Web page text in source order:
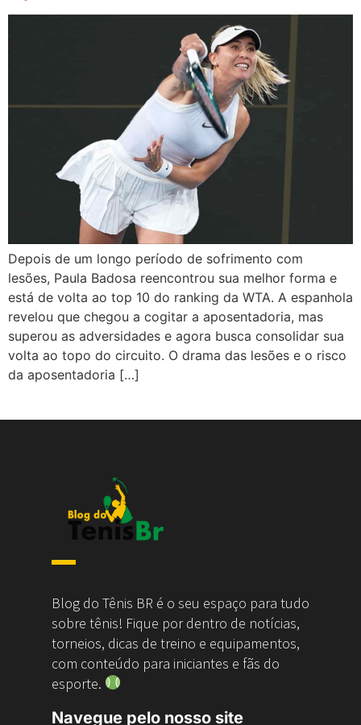
Depois de um longo período de sofrimento com
lesões, Paula Badosa reencontrou sua melhor forma e
está de volta ao top 10 do ranking da WTA. A espanhola
revelou que chegou a cogitar a aposentadoria, mas
superou as adversidades e agora busca consolidar sua
volta ao topo do circuito. O drama das lesões e o risco
da aposentadoria […]
Blog do Tênis BR é o seu espaço para tudo
sobre tênis! Fique por dentro de notícias,
torneios, dicas de treino e equipamentos,
com conteúdo para iniciantes e fãs do
esporte.
Navegue pelo nosso site